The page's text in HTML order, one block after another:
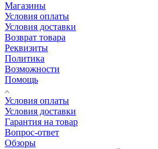
Магазины
Условия оплаты
Условия доставки
Возврат товара
Реквизиты
Политика
Возможности
Помощь
Условия оплаты
Условия доставки
Гарантия на товар
Вопрос-ответ
Обзоры